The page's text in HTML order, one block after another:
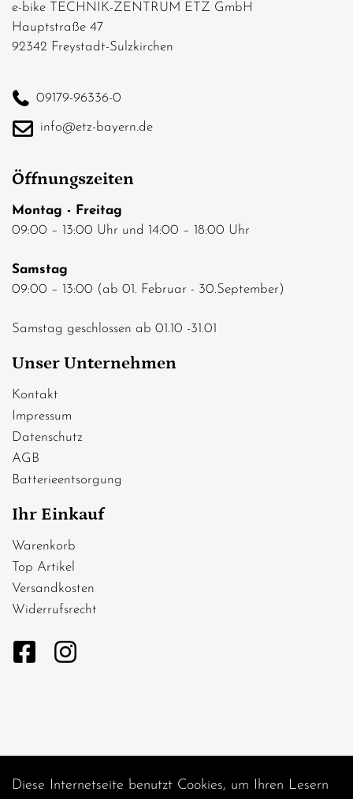
e-bike TECHNIK-ZENTRUM ETZ GmbH
Hauptstraße 47
92342 Freystadt-Sulzkirchen
09179-96336-0
info@etz-bayern.de
Öffnungszeiten
Montag - Freitag
09:00 – 13:00 Uhr und 14:00 – 18:00 Uhr
Samstag
09:00 – 13:00 (ab 01. Februar - 30.September)
Samstag geschlossen ab 01.10 -31.01
Unser Unternehmen
Kontakt
Impressum
Datenschutz
AGB
Batterieentsorgung
Ihr Einkauf
Warenkorb
Top Artikel
Versandkosten
Widerrufsrecht
Diese Internetseite benutzt Cookies, um Ihren Lesern